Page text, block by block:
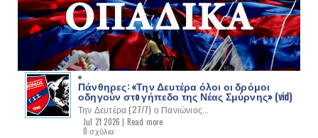
Πάνθηρες: «Την Δευτέρα όλοι οι δρόμοι
οδηγούν στo γήπεδο της Νέας Σμύρνης» (vid)
Την Δευτέρα (27/7) ο Πανιώνιος...
Jul 21 2026 | Read more
0 σχόλια